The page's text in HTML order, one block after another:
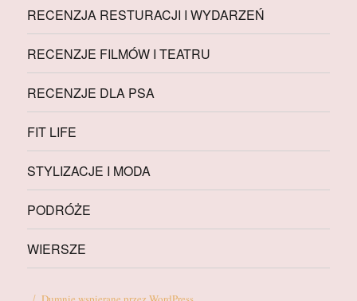
RECENZJA RESTURACJI I WYDARZEŃ
RECENZJE FILMÓW I TEATRU
RECENZJE DLA PSA
FIT LIFE
STYLIZACJE I MODA
PODRÓŻE
WIERSZE